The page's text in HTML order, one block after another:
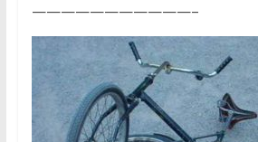
———————————–